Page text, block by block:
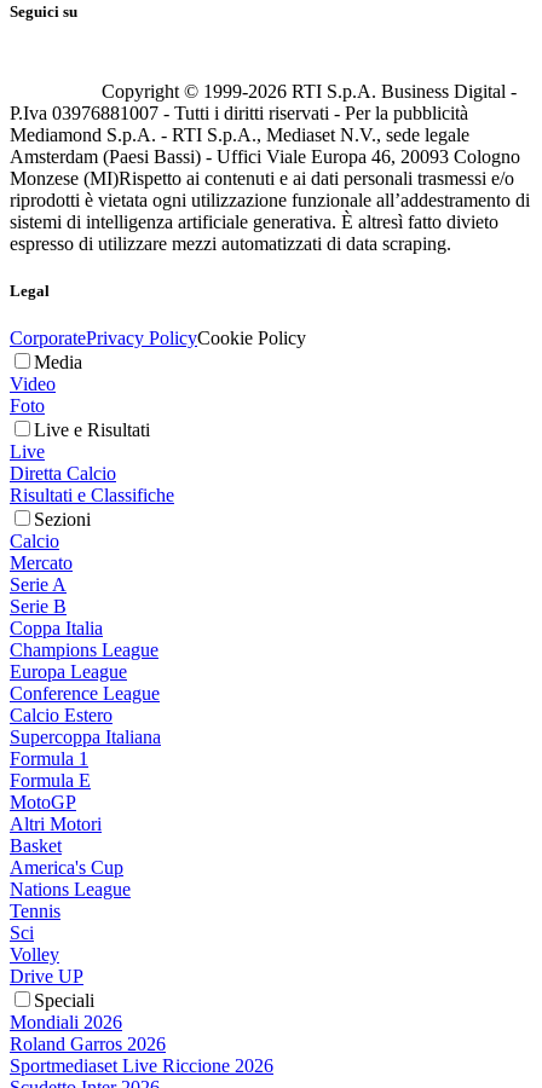
Seguici su
Copyright © 1999-2026 RTI S.p.A. Business Digital -
P.Iva 03976881007 - Tutti i diritti riservati - Per la pubblicità
Mediamond S.p.A. - RTI S.p.A., Mediaset N.V., sede legale
Amsterdam (Paesi Bassi) - Uffici Viale Europa 46, 20093 Cologno
Monzese (MI)Rispetto ai contenuti e ai dati personali trasmessi e/o
riprodotti è vietata ogni utilizzazione funzionale all’addestramento di
sistemi di intelligenza artificiale generativa. È altresì fatto divieto
espresso di utilizzare mezzi automatizzati di data scraping.
Legal
CorporatePrivacy PolicyCookie Policy
Media
Video
Foto
Live e Risultati
Live
Diretta Calcio
Risultati e Classifiche
Sezioni
Calcio
Mercato
Serie A
Serie B
Coppa Italia
Champions League
Europa League
Conference League
Calcio Estero
Supercoppa Italiana
Formula 1
Formula E
MotoGP
Altri Motori
Basket
America's Cup
Nations League
Tennis
Sci
Volley
Drive UP
Speciali
Mondiali 2026
Roland Garros 2026
Sportmediaset Live Riccione 2026